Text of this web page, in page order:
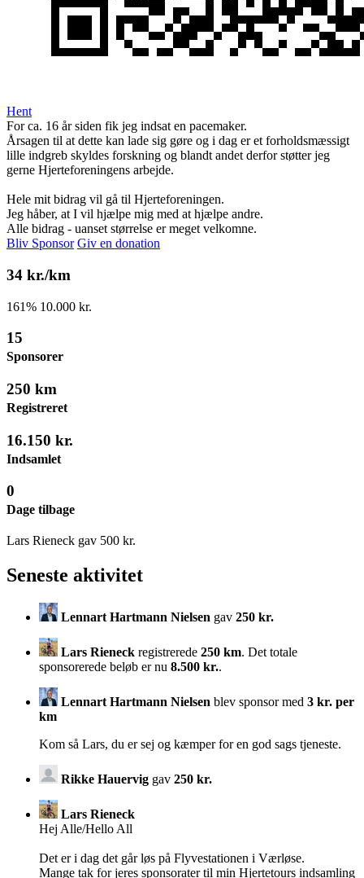
Hent
For ca. 16 år siden fik jeg indsat en pacemaker.
Årsagen til at dette kan lade sig gøre og i dag er et forholdsmæssigt
lille indgreb skyldes forskning og blandt andet derfor støtter jeg
gerne Hjerteforeningens arbejde.
Hele mit bidrag vil gå til Hjerteforeningen.
Jeg håber, at I vil hjælpe mig med at hjælpe andre.
Alle bidrag - uanset størrelse er meget velkomne.
Bliv Sponsor Giv en donation
34 kr./km
161% 10.000 kr.
15
Sponsorer
250 km
Registreret
16.150 kr.
Indsamlet
0
Dage tilbage
Lars Rieneck gav 500 kr.
Seneste aktivitet
Lennart Hartmann Nielsen gav 250 kr.
Lars Rieneck registrerede 250 km. Det totale
sponsorerede beløb er nu 8.500 kr..
Lennart Hartmann Nielsen blev sponsor med 3 kr. per
km
Kom så Lars, du er sej og kæmper for en god sags tjeneste.
Rikke Hauervig gav 250 kr.
Lars Rieneck
Hej Alle/Hello All
Det er i dag det går løs på Flyvestationen i Værløse.
Mange tak for jeres sponsorater til min Hjertetours indsamling